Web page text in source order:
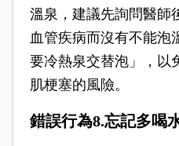
溫泉，建議先詢問醫師
血管疾病而沒有不能泡
要冷熱泉交替泡」，以
肌梗塞的風險。
錯誤行為8.忘記多喝